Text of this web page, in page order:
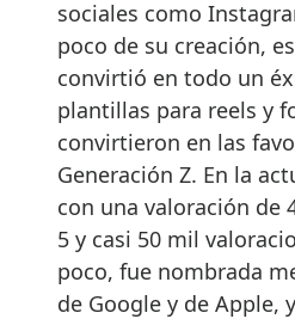
sociales como
poco de su creación,
convirtió en todo un
plantillas para reels y
convirtieron en las
Generación Z. En la
con una valoración de
5 y casi 50 mil
poco, fue nombrada
de Google y de Apple,